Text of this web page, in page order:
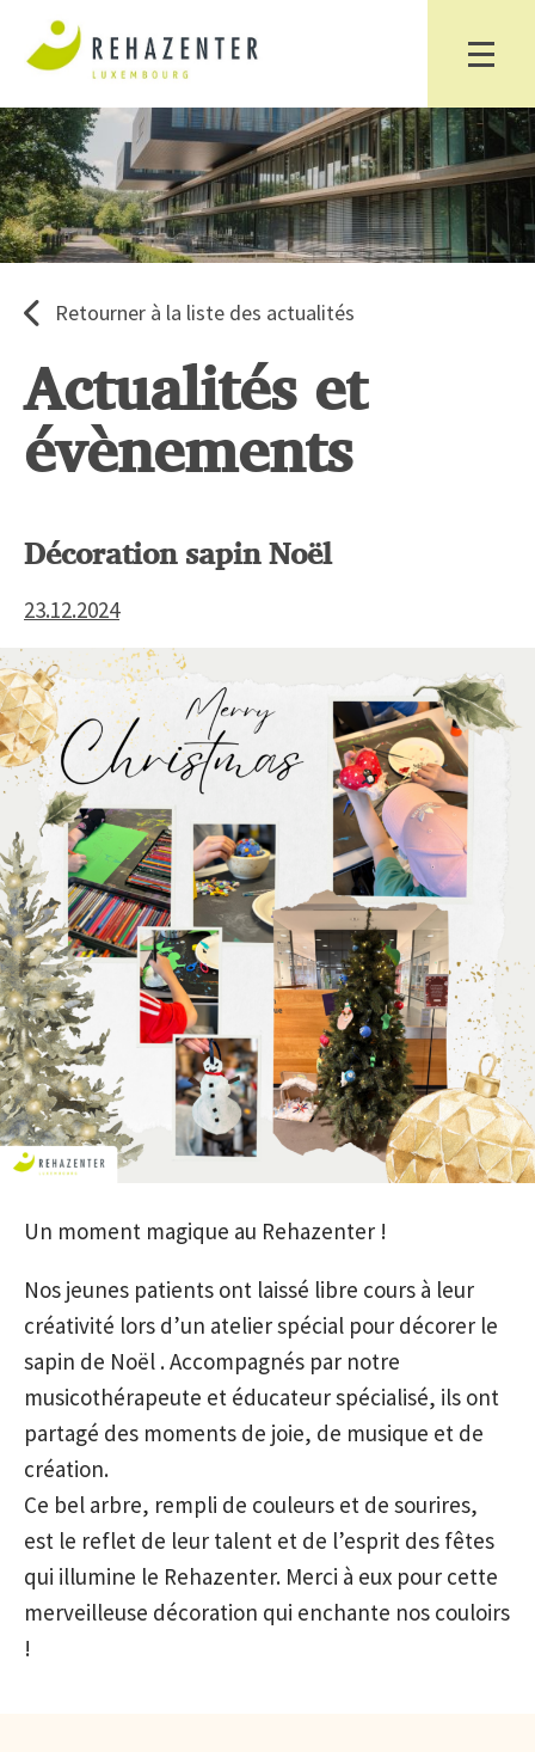
Actualités et
évènements
Retourner à la liste des actualités
Décoration sapin Noël
23.12.2024
Un moment magique au Rehazenter !
Nos jeunes patients ont laissé libre cours à leur
créativité lors d’un atelier spécial pour décorer le
sapin de Noël . Accompagnés par notre
musicothérapeute et éducateur spécialisé, ils ont
partagé des moments de joie, de musique et de
création.
Ce bel arbre, rempli de couleurs et de sourires,
est le reflet de leur talent et de l’esprit des fêtes
qui illumine le Rehazenter. Merci à eux pour cette
merveilleuse décoration qui enchante nos couloirs
!